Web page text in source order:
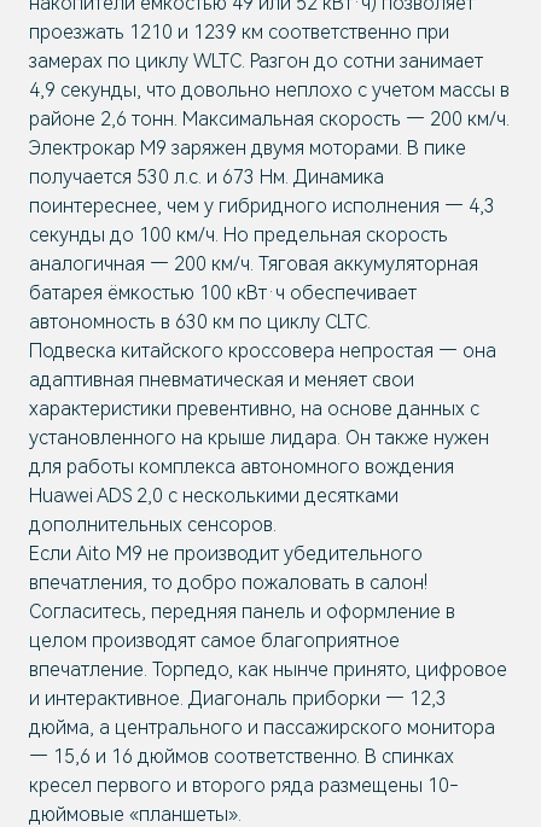
проезжать 1210 и 1239 км соответственно при
замерах по циклу WLTC. Разгон до сотни занимает
4,9 секунды, что довольно неплохо с учетом массы в
районе 2,6 тонн. Максимальная скорость — 200 км/ч.
Электрокар M9 заряжен двумя моторами. В пике
получается 530 л.с. и 673 Нм. Динамика
поинтереснее, чем у гибридного исполнения — 4,3
секунды до 100 км/ч. Но предельная скорость
аналогичная — 200 км/ч. Тяговая аккумуляторная
батарея ёмкостью 100 кВт·ч обеспечивает
автономность в 630 км по циклу CLTC.
Подвеска китайского кроссовера непростая — она
адаптивная пневматическая и меняет свои
характеристики превентивно, на основе данных с
установленного на крыше лидара. Он также нужен
для работы комплекса автономного вождения
Huawei ADS 2,0 с несколькими десятками
дополнительных сенсоров.
Если Aito M9 не производит убедительного
впечатления, то добро пожаловать в салон!
Согласитесь, передняя панель и оформление в
целом производят самое благоприятное
впечатление. Торпедо, как нынче принято, цифровое
и интерактивное. Диагональ приборки — 12,3
дюйма, а центрального и пассажирского монитора
— 15,6 и 16 дюймов соответственно. В спинках
кресел первого и второго ряда размещены 10-
дюймовые «планшеты».